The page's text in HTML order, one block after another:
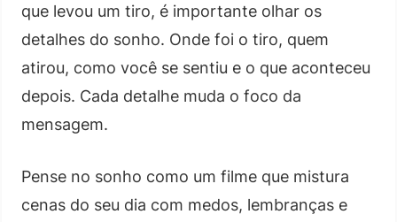
que levou um tiro, é importante olhar os
detalhes do sonho. Onde foi o tiro, quem
atirou, como você se sentiu e o que aconteceu
depois. Cada detalhe muda o foco da
mensagem.
Pense no sonho como um filme que mistura
cenas do seu dia com medos, lembranças e